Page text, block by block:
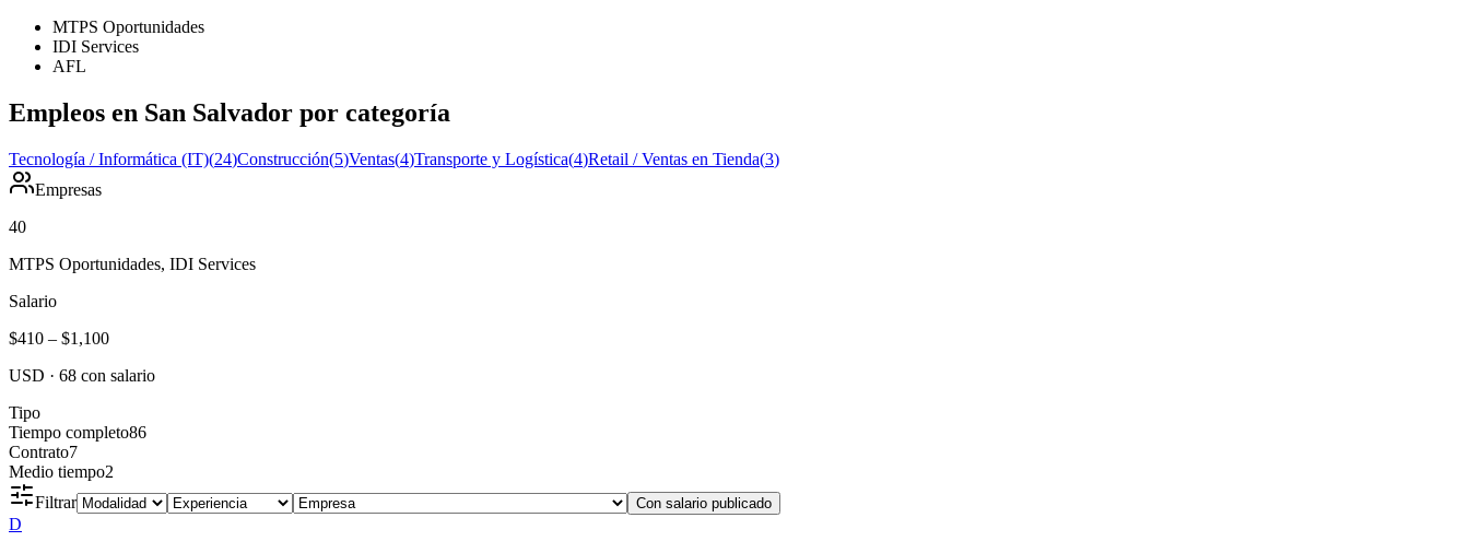
MTPS Oportunidades
IDI Services
AFL
Empleos en San Salvador por categoría
Tecnología / Informática (IT)(24)Construcción(5)Ventas(4)Transporte y Logística(4)Retail / Ventas en Tienda(3)
Empresas
40
MTPS Oportunidades, IDI Services
Salario
$410 – $1,100
USD · 68 con salario
Tipo
Tiempo completo86
Contrato7
Medio tiempo2
Filtrar
Con salario publicado
D